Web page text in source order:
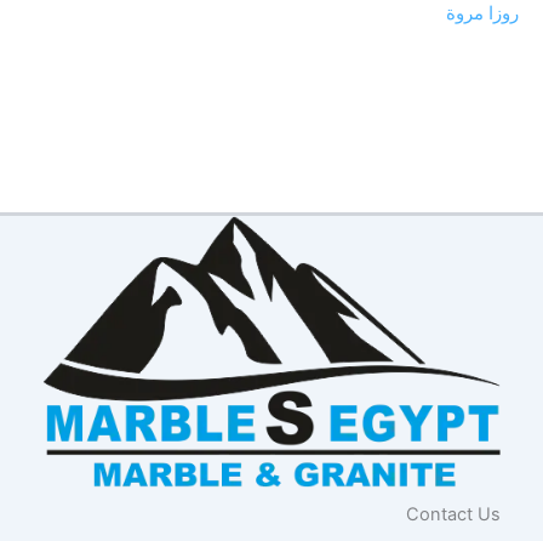
روزا مروة
Contact Us